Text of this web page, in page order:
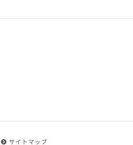
サイトマップ